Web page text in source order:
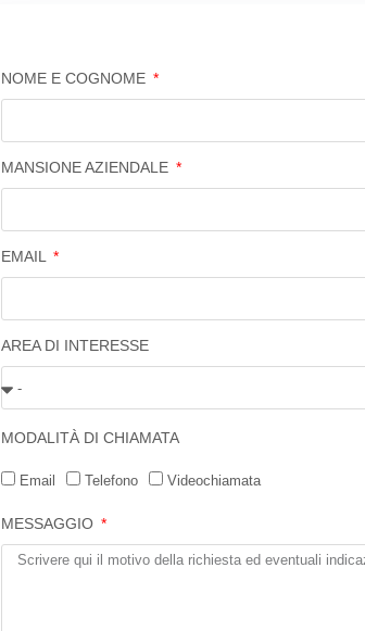
NOME E COGNOME
MANSIONE AZIENDALE
EMAIL
AREA DI INTERESSE
MODALITÀ DI CHIAMATA
Email Telefono Videochiamata
MESSAGGIO